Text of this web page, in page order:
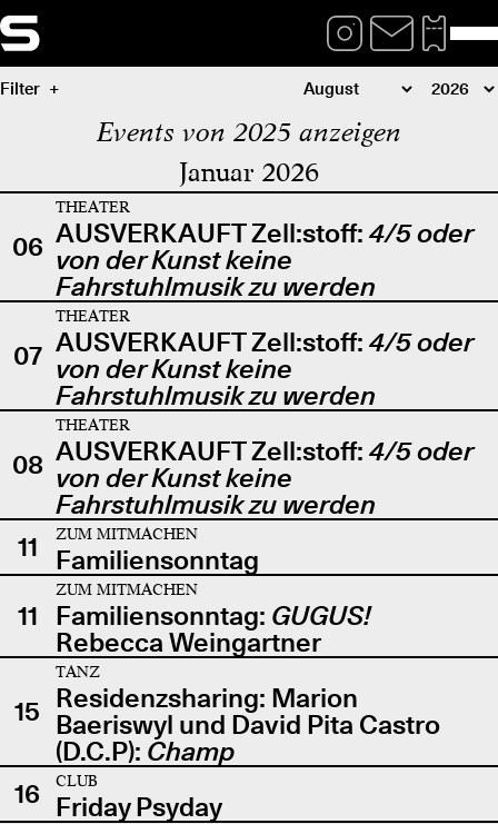
Filter
Events von 2025 anzeigen
Januar 2026
06
THEATER
AUSVERKAUFT Zell:stoff: 4/5 oder
von der Kunst keine
Fahrstuhlmusik zu werden
07
THEATER
AUSVERKAUFT Zell:stoff: 4/5 oder
von der Kunst keine
Fahrstuhlmusik zu werden
08
THEATER
AUSVERKAUFT Zell:stoff: 4/5 oder
von der Kunst keine
Fahrstuhlmusik zu werden
11
ZUM MITMACHEN
Familiensonntag
11
ZUM MITMACHEN
Familiensonntag: GUGUS!
Rebecca Weingartner
15
TANZ
Residenzsharing: Marion
Baeriswyl und David Pita Castro
(D.C.P): Champ
16
CLUB
Friday Psyday